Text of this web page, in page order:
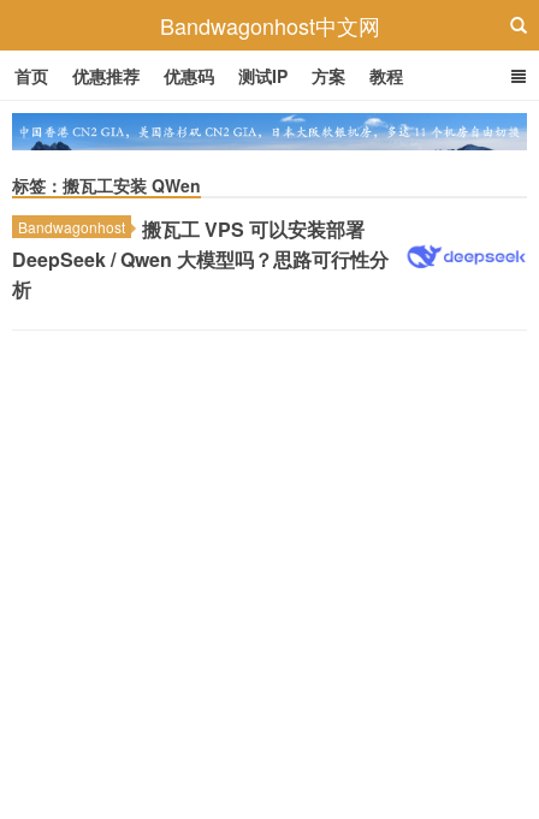
Bandwagonhost中文网
首页 优惠推荐 优惠码 测试IP 方案 教程
标签：搬瓦工安装 QWen
Bandwagonhost
搬瓦工 VPS 可以安装部署
DeepSeek / Qwen 大模型吗？思路可行性分
析